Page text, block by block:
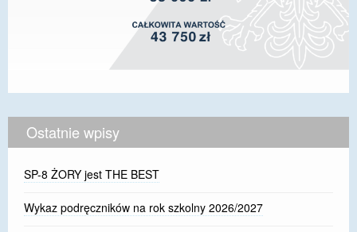
Ostatnie wpisy
SP-8 ŻORY jest THE BEST
Wykaz podręczników na rok szkolny 2026/2027